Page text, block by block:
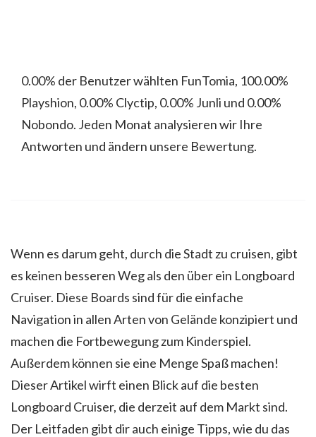
0.00% der Benutzer wählten FunTomia, 100.00%
Playshion, 0.00% Clyctip, 0.00% Junli und 0.00%
Nobondo. Jeden Monat analysieren wir Ihre
Antworten und ändern unsere Bewertung.
Wenn es darum geht, durch die Stadt zu cruisen, gibt
es keinen besseren Weg als den über ein Longboard
Cruiser. Diese Boards sind für die einfache
Navigation in allen Arten von Gelände konzipiert und
machen die Fortbewegung zum Kinderspiel.
Außerdem können sie eine Menge Spaß machen!
Dieser Artikel wirft einen Blick auf die besten
Longboard Cruiser, die derzeit auf dem Markt sind.
Der Leitfaden gibt dir auch einige Tipps, wie du das